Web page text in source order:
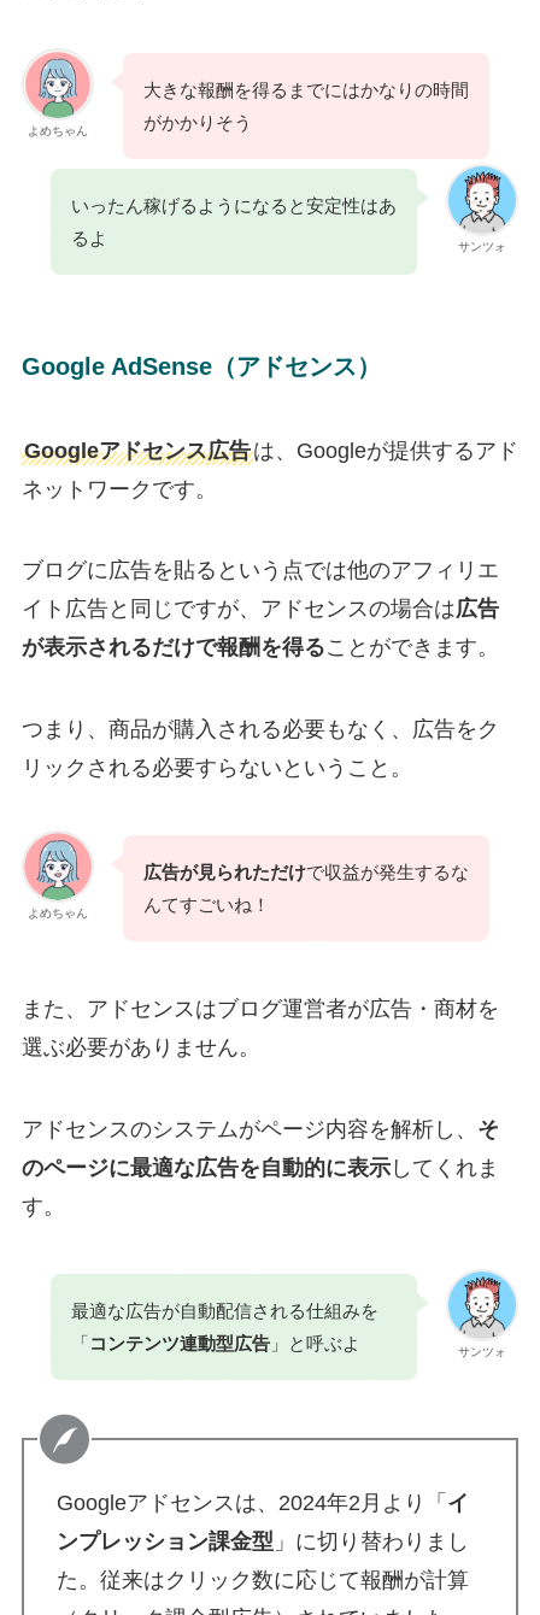
よめちゃん
大きな報酬を得るまでにはかなりの時間
がかかりそう
サンツォ
いったん稼げるようになると安定性はあ
るよ
Google AdSense（アドセンス）
Googleアドセンス広告は、Googleが提供するアド
ネットワークです。
ブログに広告を貼るという点では他のアフィリエ
イト広告と同じですが、アドセンスの場合は広告
が表示されるだけで報酬を得ることができます。
つまり、商品が購入される必要もなく、広告をク
リックされる必要すらないということ。
よめちゃん
広告が見られただけで収益が発生するな
んてすごいね！
また、アドセンスはブログ運営者が広告・商材を
選ぶ必要がありません。
アドセンスのシステムがページ内容を解析し、 そ
のページに最適な広告を自動的に表示してくれま
す。
サンツォ
最適な広告が自動配信される仕組みを
「コンテンツ連動型広告」と呼ぶよ
Googleアドセンスは、2024年2月より「 イ
ンプレッション課金型 」に切り替わりまし
た。従来はクリック数に応じて報酬が計算